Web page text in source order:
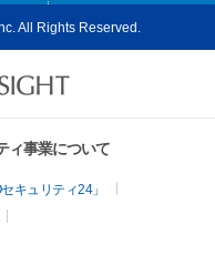
All Rights Reserved.
ィ事業について
キュリティ24」